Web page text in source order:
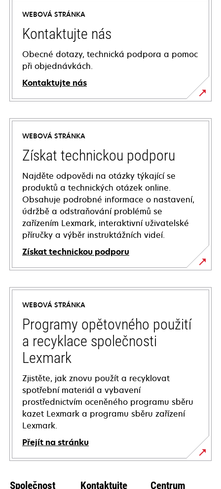
WEBOVÁ STRÁNKA
Kontaktujte nás
Obecné dotazy, technická podpora a pomoc
při objednávkách.
Kontaktujte nás
WEBOVÁ STRÁNKA
Získat technickou podporu
Najděte odpovědi na otázky týkající se
produktů a technických otázek online.
Obsahuje podrobné informace o nastavení,
údržbě a odstraňování problémů se
zařízením Lexmark, interaktivní uživatelské
příručky a výběr instruktážních videí.
Získat technickou podporu
opens
in
new
tab
WEBOVÁ STRÁNKA
Programy opětovného použití
a recyklace společnosti
Lexmark
Zjistěte, jak znovu použít a recyklovat
spotřební materiál a vybavení
prostřednictvím oceněného programu sběru
kazet Lexmark a programu sběru zařízení
Lexmark.
Přejít na stránku
Společnost Kontaktujte Centrum